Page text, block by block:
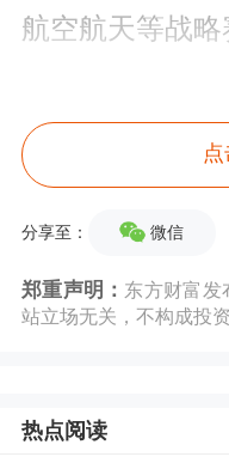
航空航天等战略
作为汽车产业
供应链“确定性
一方面深耕智
升产业链核心环
方面布局人工
分享至： 微信
郑重声明： 东方财富发
站立场无关，不构成投
热点阅读